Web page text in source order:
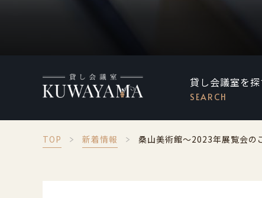
貸し会議室を探
SEARCH
TOP 新着情報 桑山美術館～2023年展覧会の